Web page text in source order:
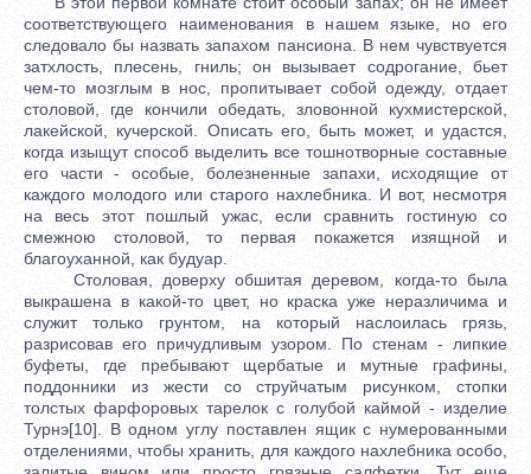
соответствующего наименования в нашем языке, но его
следовало бы назвать запахом пансиона. В нем чувствуется
затхлость, плесень, гниль; он вызывает содрогание, бьет
чем-то мозглым в нос, пропитывает собой одежду, отдает
столовой, где кончили обедать, зловонной кухмистерской,
лакейской, кучерской. Описать его, быть может, и удастся,
когда изыщут способ выделить все тошнотворные составные
его части - особые, болезненные запахи, исходящие от
каждого молодого или старого нахлебника. И вот, несмотря
на весь этот пошлый ужас, если сравнить гостиную со
смежною столовой, то первая покажется изящной и
благоуханной, как будуар.
Столовая, доверху обшитая деревом, когда-то была
выкрашена в какой-то цвет, но краска уже неразличима и
служит только грунтом, на который наслоилась грязь,
разрисовав его причудливым узором. По стенам - липкие
буфеты, где пребывают щербатые и мутные графины,
поддонники из жести со струйчатым рисунком, стопки
толстых фарфоровых тарелок с голубой каймой - изделие
Турнэ[10]. В одном углу поставлен ящик с нумерованными
отделениями, чтобы хранить, для каждого нахлебника особо,